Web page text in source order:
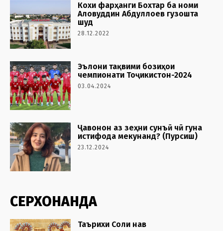
Кохи фарҳанги Бохтар ба номи
Аловуддин Абдуллоев гузошта
шуд
28.12.2022
Эълони тақвими бозиҳои
чемпионати Тоҷикистон-2024
03.04.2024
Ҷавонон аз зеҳни сунъӣ чӣ гуна
истифода мекунанд? (Пурсиш)
23.12.2024
СЕРХОНАНДА
Таърихи Соли нав